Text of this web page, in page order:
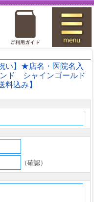
い】★店名・医院名入
ド シャインゴールド
料込み】
（確認）